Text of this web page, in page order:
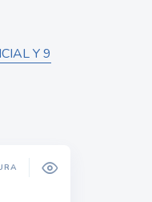
Y 9